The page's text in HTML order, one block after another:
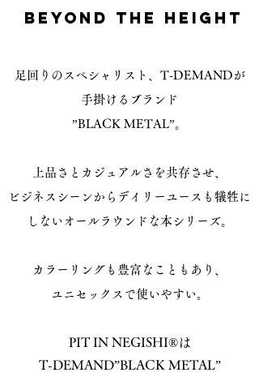
​BEYOND THE HEIGHT
足回りのスペシャリスト、 T-DEMANDが
手掛けるブランド
”BLACK METAL”。
上品さとカジュアルさを共存させ、
ビジネスシーンからデイリーユースも犠牲に
しないオールラウンドな本シリーズ。
カラーリングも豊富なこともあり、
ユニセックスで使いやすい。
PIT IN NEGISHI®は
T-DEMAND”BLACK METAL”